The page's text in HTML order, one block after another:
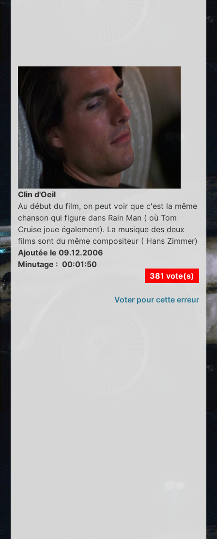
Clin d'Oeil
Au début du film, on peut voir que c'est la même
chanson qui figure dans Rain Man ( où Tom
Cruise joue également). La musique des deux
films sont du même compositeur ( Hans Zimmer)
Ajoutée le 09.12.2006
Minutage : 00:01:50
381 vote(s)
Voter pour cette erreur